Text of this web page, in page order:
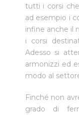
tutti i corsi
ad esempio i
infine anche il
i corsi
Adesso si
armonizzi ed
modo al
Finché non
grado di